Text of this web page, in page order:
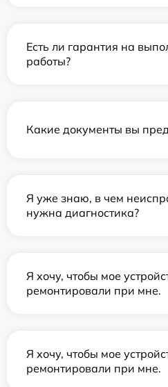
Есть ли гарантия на
работы?
Какие документы вы
Я уже знаю, в чем
нужна диагностика?
Я хочу, чтобы мое
ремонтировали при мне.
Я хочу, чтобы мое
ремонтировали при мне.